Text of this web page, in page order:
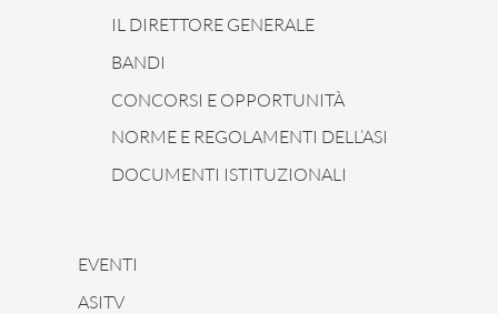
IL DIRETTORE GENERALE
BANDI
CONCORSI E OPPORTUNITÀ
NORME E REGOLAMENTI DELL’ASI
DOCUMENTI ISTITUZIONALI
EVENTI
ASITV